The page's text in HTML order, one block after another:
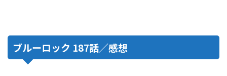
ブルーロック 187話／感想